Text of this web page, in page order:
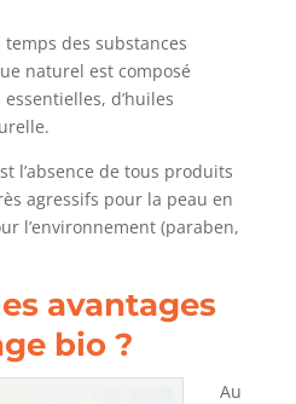
des substances
naturel est composé
d’huiles
l’absence de tous produits
agressifs pour la peau en
l’environnement (paraben,
avantages
bio ?
Au